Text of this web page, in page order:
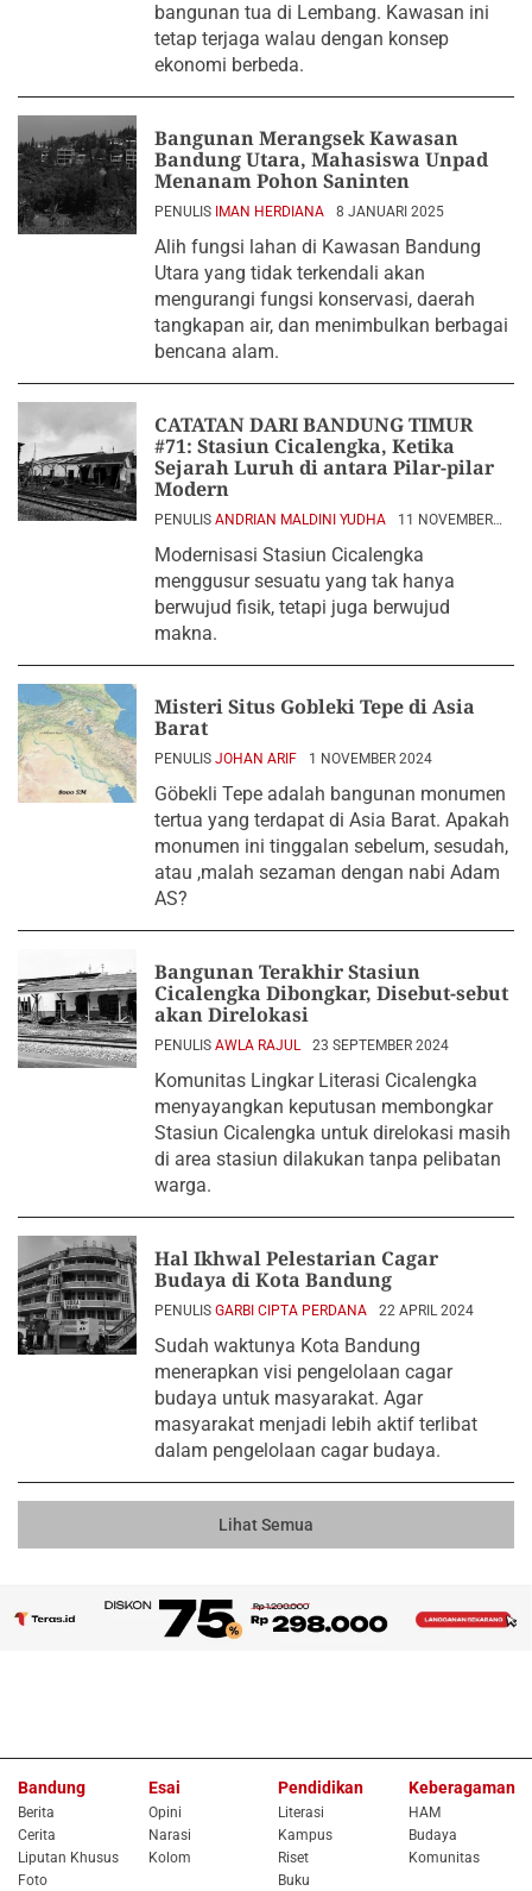
bangunan tua di Lembang. Kawasan ini
tetap terjaga walau dengan konsep
ekonomi berbeda.
Bangunan Merangsek Kawasan
Bandung Utara, Mahasiswa Unpad
Menanam Pohon Saninten
PENULIS IMAN HERDIANA 8 JANUARI 2025
Alih fungsi lahan di Kawasan Bandung
Utara yang tidak terkendali akan
mengurangi fungsi konservasi, daerah
tangkapan air, dan menimbulkan berbagai
bencana alam.
CATATAN DARI BANDUNG TIMUR
#71: Stasiun Cicalengka, Ketika
Sejarah Luruh di antara Pilar-pilar
Modern
PENULIS ANDRIAN MALDINI YUDHA
11 NOVEMBER
Modernisasi Stasiun Cicalengka
menggusur sesuatu yang tak hanya
berwujud fisik, tetapi juga berwujud
makna.
Misteri Situs Gobleki Tepe di Asia
Barat
PENULIS JOHAN ARIF 1 NOVEMBER 2024
Göbekli Tepe adalah bangunan monumen
tertua yang terdapat di Asia Barat. Apakah
monumen ini tinggalan sebelum, sesudah,
atau ,malah sezaman dengan nabi Adam
AS?
Bangunan Terakhir Stasiun
Cicalengka Dibongkar, Disebut-sebut
akan Direlokasi
PENULIS AWLA RAJUL 23 SEPTEMBER 2024
Komunitas Lingkar Literasi Cicalengka
menyayangkan keputusan membongkar
Stasiun Cicalengka untuk direlokasi masih
di area stasiun dilakukan tanpa pelibatan
warga.
Hal Ikhwal Pelestarian Cagar
Budaya di Kota Bandung
PENULIS GARBI CIPTA PERDANA 22 APRIL 2024
Sudah waktunya Kota Bandung
menerapkan visi pengelolaan cagar
budaya untuk masyarakat. Agar
masyarakat menjadi lebih aktif terlibat
dalam pengelolaan cagar budaya.
Lihat Semua
Bandung
Berita
Cerita
Liputan Khusus
Foto
Esai
Opini
Narasi
Kolom
Pendidikan
Literasi
Kampus
Riset
Buku
Keberagaman
HAM
Budaya
Komunitas